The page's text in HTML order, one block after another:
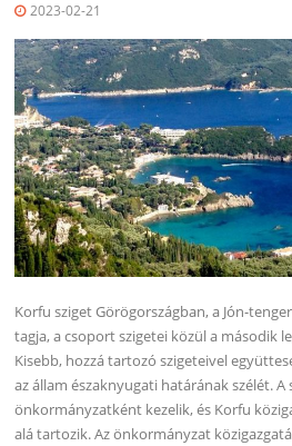
2023-02-21
Korfu sziget Görögországban, a Jón-
tagja, a csoport szigetei közül a második
Kisebb, hozzá tartozó szigeteivel
az állam északnyugati határának szélét. A
önkormányzatként kezelik, és Korfu
alá tartozik. Az önkormányzat